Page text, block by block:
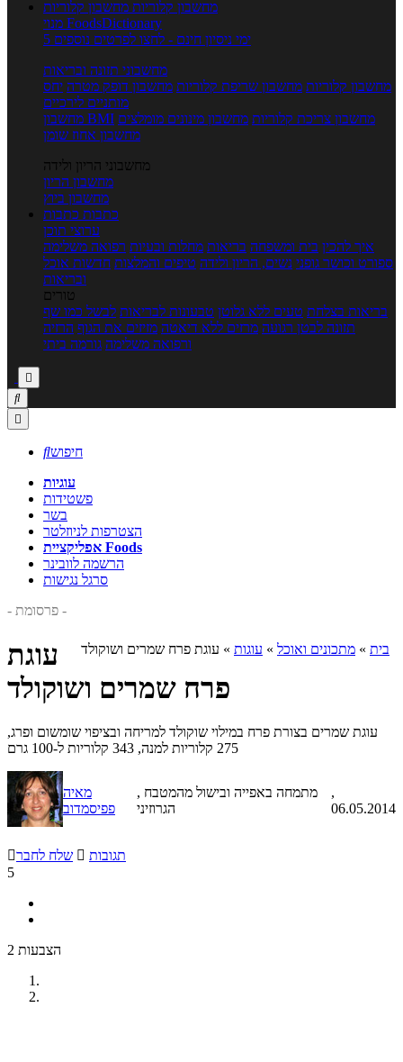
מחשבון קלוריות מחשבון קלוריות
מנוי FoodsDictionary
5 ימי ניסיון חינם - לחצו לפרטים נוספים
מחשבוני תזונה ובריאות
מחשבון קלוריות מחשבון שריפת קלוריות מחשבון דופק מטרה יחס
מותניים לירכיים
מחשבון BMI
מחשבון צריכת קלוריות מחשבון מינונים מומלצים
מחשבון אחוז שומן
מחשבוני הריון ולידה
מחשבון הריון
מחשבון ביוץ
כתבות כתבות
ערוצי תוכן
איך להכין בית ומשפחה בריאות מחלות ובעיות רפואה משלימה
ספורט וכושר גופני נשים, הריון ולידה טיפים והמלצות חדשות אוכל
ובריאות
טורים
בריאות בצלחת טעים ללא גלוטן טבעונות לבריאות לבשל כמו שף
תזונה לבטן רגועה מרזים ללא דיאטה מזיזים את הגוף הרזיה
ורפואה משלימה גורמה ביתי



חיפוש
עוגיות
פשטידות
בשר
הצטרפות לניוזלטר
אפליקציית Foods
הרשמה לוובינר
סרגל נגישות
- פרסומת -
בית » מתכונים ואוכל » עוגות » עוגת פרח שמרים ושוקולד
עוגת
פרח שמרים ושוקולד
עוגת שמרים בצורת פרח במילוי שוקולד למריחה ובציפוי שומשום ופרג,
275 קלוריות למנה, 343 קלוריות ל-100 גרם
מאיה
פפיסמדוב
, מתמחה באפייה ובישול מהמטבח
הגרוזיני
,
06.05.2014
שלח לחבר  תגובות
5
2 הצבעות